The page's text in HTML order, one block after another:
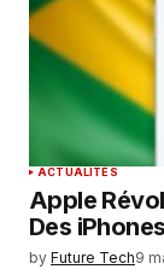
site
SUBMIT
ACTUALITÉS
Apple
Des
by Future Tech9